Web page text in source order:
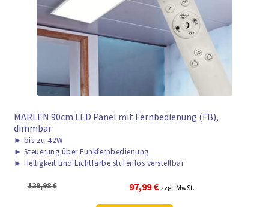
MARLEN 90cm LED Panel mit Fernbedienung (FB),
dimmbar
► bis zu 42W
► Steuerung über Funkfernbedienung
► Helligkeit und Lichtfarbe stufenlos verstellbar
129,98€
Ursprünglicher
97,99€Aktueller
zzgl. MwSt.